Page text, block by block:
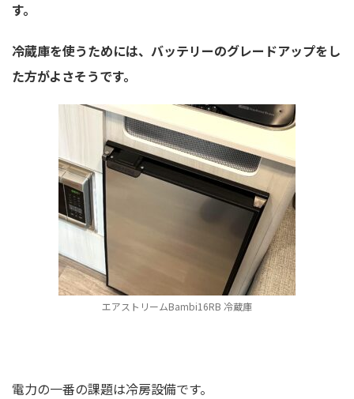
す。
冷蔵庫を使うためには、バッテリーのグレードアップをし
た方がよさそうです。
エアストリームBambi16RB 冷蔵庫
電力の一番の課題は冷房設備です。